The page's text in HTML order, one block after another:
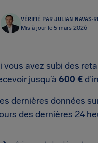
VÉRIFIÉ PAR JULIAN NAVAS·
Mis à jour le 5 mars 2026
vous avez subi des
jusqu’à 600 €
dernières données
des dernières 24